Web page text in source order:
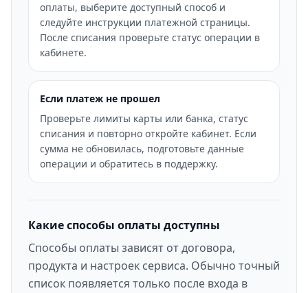
оплаты, выберите доступный способ и
следуйте инструкции платежной страницы.
После списания проверьте статус операции в
кабинете.
Если платеж не прошел
Проверьте лимиты карты или банка, статус
списания и повторно откройте кабинет. Если
сумма не обновилась, подготовьте данные
операции и обратитесь в поддержку.
Какие способы оплаты доступны
Способы оплаты зависят от договора,
продукта и настроек сервиса. Обычно точный
список появляется только после входа в